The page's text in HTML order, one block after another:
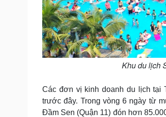
Khu du lịch
Các đơn vị kinh doanh du lịch tại
trước đây. Trong vòng 6 ngày từ
Đầm Sen (Quận 11) đón hơn